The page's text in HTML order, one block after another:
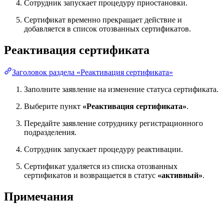
Сотрудник запускает процедуру приостановки.
Сертификат временно прекращает действие и
добавляется в список отозванных сертификатов.
Реактивация сертификата
Заголовок раздела «Реактивация сертификата»
Заполните заявление на изменение статуса сертификата.
Выберите пункт «Реактивация сертификата».
Передайте заявление сотруднику регистрационного
подразделения.
Сотрудник запускает процедуру реактивации.
Сертификат удаляется из списка отозванных
сертификатов и возвращается в статус «активный».
Примечания